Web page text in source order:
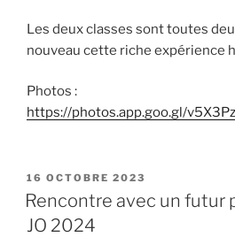
Les deux classes sont toutes
nouveau cette riche expérience
Photos :
https://photos.app.goo.gl/
PUBLIÉ
LE
16 OCTOBRE 2023
Rencontre avec un futur
JO 2024